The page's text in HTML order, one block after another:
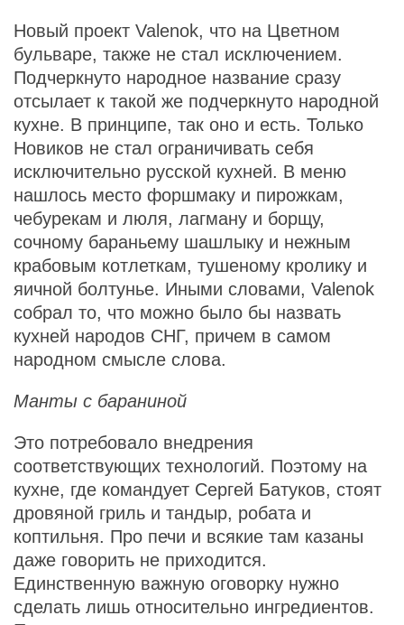
Новый проект Valenok, что на Цветном
бульваре, также не стал исключением.
Подчеркнуто народное название сразу
отсылает к такой же подчеркнуто народной
кухне. В принципе, так оно и есть. Только
Новиков не стал ограничивать себя
исключительно русской кухней. В меню
нашлось место форшмаку и пирожкам,
чебурекам и люля, лагману и борщу,
сочному бараньему шашлыку и нежным
крабовым котлеткам, тушеному кролику и
яичной болтунье. Иными словами, Valenok
собрал то, что можно было бы назвать
кухней народов СНГ, причем в самом
народном смысле слова.
Манты с бараниной
Это потребовало внедрения
соответствующих технологий. Поэтому на
кухне, где командует Сергей Батуков, стоят
дровяной гриль и тандыр, робата и
коптильня. Про печи и всякие там казаны
даже говорить не приходится.
Единственную важную оговорку нужно
сделать лишь относительно ингредиентов.